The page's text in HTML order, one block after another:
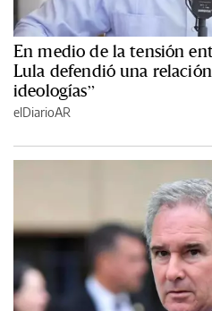
En medio de la tensión
Lula defendió una
ideologías”
elDiarioAR